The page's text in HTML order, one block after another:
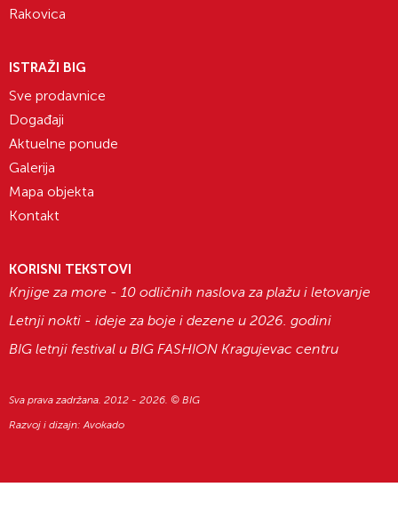
Rakovica
ISTRAŽI BIG
Sve prodavnice
Događaji
Aktuelne ponude
Galerija
Mapa objekta
Kontakt
KORISNI TEKSTOVI
Knjige za more - 10 odličnih naslova za plažu i letovanje
Letnji nokti - ideje za boje i dezene u 2026. godini
BIG letnji festival u BIG FASHION Kragujevac centru
Sva prava zadržana. 2012 - 2026. © BIG
Razvoj i dizajn:Avokado